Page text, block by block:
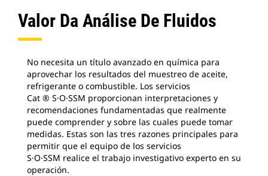
Valor Da Análise De Fluidos
No necesita un título avanzado en química para
aprovechar los resultados del muestreo de aceite,
refrigerante o combustible. Los servicios
Cat ® S·O·SSM proporcionan interpretaciones y
recomendaciones fundamentadas que realmente
puede comprender y sobre las cuales puede tomar
medidas. Estas son las tres razones principales para
permitir que el equipo de los servicios
S·O·SSM realice el trabajo investigativo experto en su
operación.